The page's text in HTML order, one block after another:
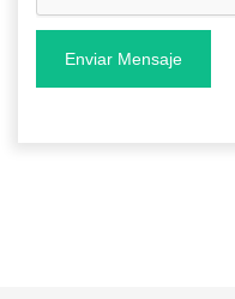
Enviar Mensaje